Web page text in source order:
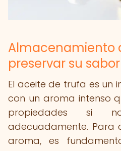
Almacenamiento
preservar su sabor
El aceite de trufa es un
con un aroma intenso
propiedades si
adecuadamente. Para
aroma, es